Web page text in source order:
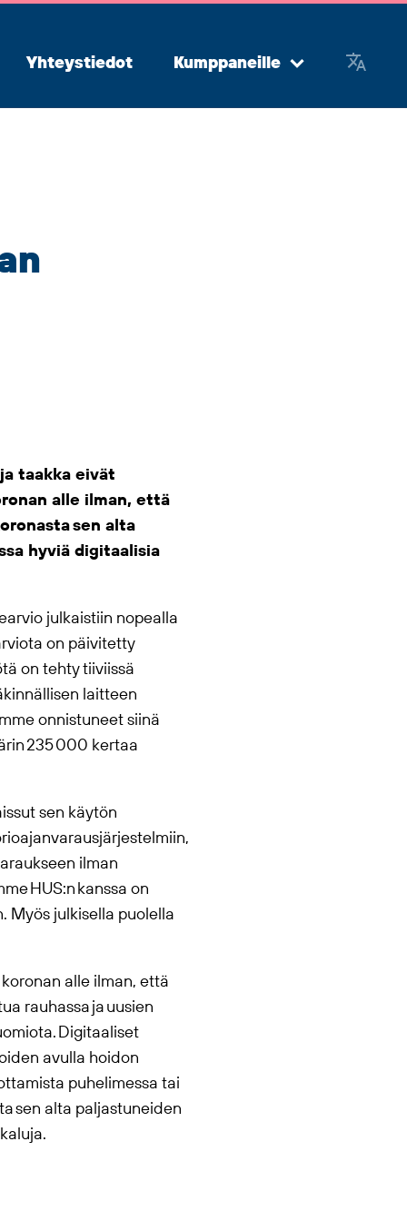
Yhteystiedot Kumppaneille
Avaa
taakka eivät
alle ilman, että
sen alta
hyviä digitaalisia
julkaistiin nopealla
on päivitetty
on tehty tiiviissä
laitteen
onnistuneet siinä
235 000 kertaa
sen käytön
ilman
HUS:n kanssa on
Myös julkisella puolella
alle ilman, että
rauhassa ja uusien
Digitaaliset
avulla hoidon
puhelimessa tai
sen alta paljastuneiden